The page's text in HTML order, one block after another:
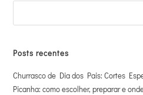
Posts recentes
Churrasco de Dia dos Pais: Cortes
Picanha: como escolher, preparar e